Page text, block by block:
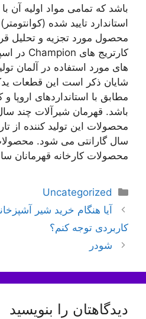
باشد که تمامی مواد اولیه آن
استاندارد تایید شده
محصول مورد تجزیه و تحلیل
های مورد استفاده در آلمان
شایان ذکر است این قطعات
مطابق با استانداردهای
باشد. قهرمان شیرآلات چند
سال گارانتی می شود.
محصولات کارخانه قهرمانان
دسته‌ها
Uncategorized
ناوبری
نوشته‌ها
آیا هنگام خرید شیر
کاربردی توجه کنم؟
شودر
دیدگاهتان را بنویسید